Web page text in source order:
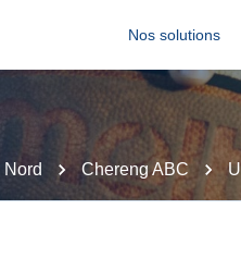
Nos solutions
Nord Chereng ABC